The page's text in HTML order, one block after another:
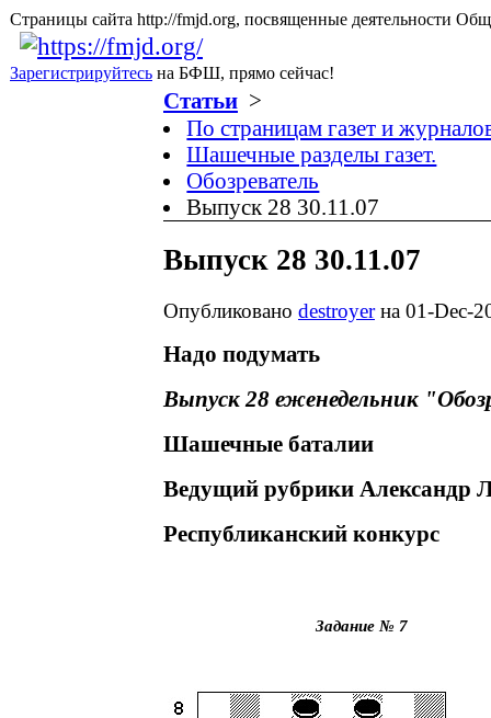
Страницы сайта http://fmjd.org, посвященные
Зарегистрируйтесь на БФШ, прямо сейчас!
Статьи >
По страницам газет и
Шашечные разделы газет.
Обозреватель
Выпуск 28 30.11.07
Выпуск 28 30.11.07
Опубликовано destroyerна 01-Dec-
Надо подумать
Выпуск 28 еженедельник
Шашечные баталии
Ведущий рубрики Александр
Республиканский конкурс
Задание № 7